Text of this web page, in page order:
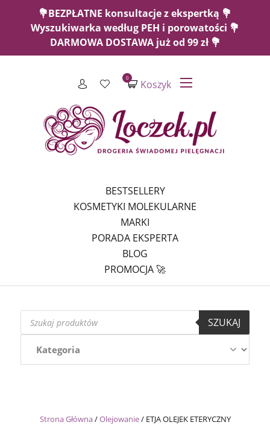
💐BEZPŁATNE konsultacje z ekspertką 💐
Wyszukiwarka według PEH i porowatości 💐
DARMOWA DOSTAWA już od 99 zł 💐
Koszyk
0
BESTSELLERY
KOSMETYKI MOLEKULARNE
MARKI
PORADA EKSPERTA
BLOG
PROMOCJA 🚀
Wyszukiwarka
produktów
SZUKAJ
Strona Główna/Olejowanie/ ETJA OLEJEK ETERYCZNY